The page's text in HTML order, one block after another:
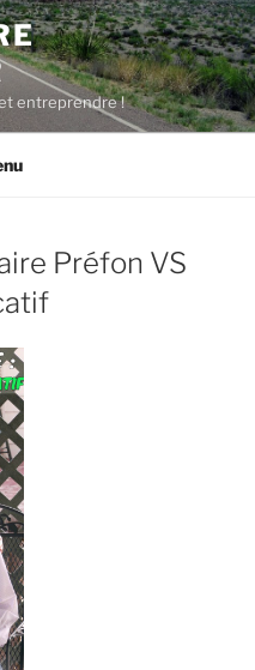
entreprendre !
Préfon VS